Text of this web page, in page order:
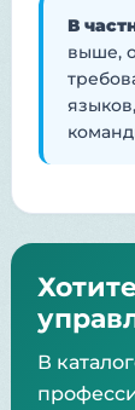
В
выше,
В